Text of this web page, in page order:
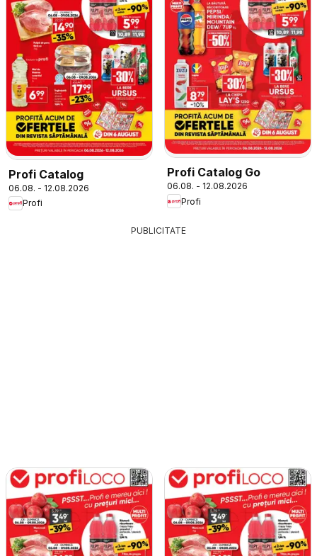
Profi Catalog
06.08. - 12.08.2026
Profi
Profi Catalog Go
06.08. - 12.08.2026
Profi
PUBLICITATE